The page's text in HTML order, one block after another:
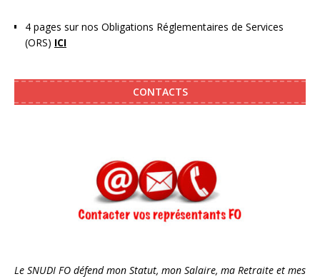
4 pages sur nos Obligations Réglementaires de Services
(ORS) ICI
CONTACTS
Le SNUDI FO défend mon Statut, mon Salaire, ma Retraite et mes